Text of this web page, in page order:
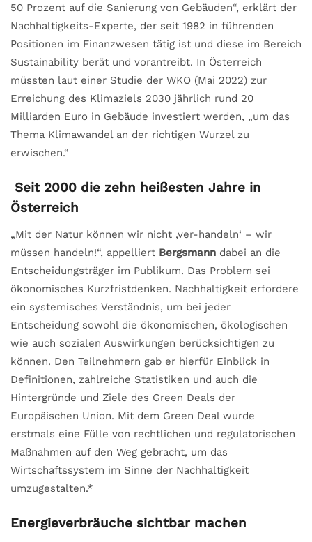
50 Prozent auf die Sanierung von Gebäuden“, erklärt der
Nachhaltigkeits-Experte, der seit 1982 in führenden
Positionen im Finanzwesen tätig ist und diese im Bereich
Sustainability berät und vorantreibt. In Österreich
müssten laut einer Studie der WKO (Mai 2022) zur
Erreichung des Klimaziels 2030 jährlich rund 20
Milliarden Euro in Gebäude investiert werden, „um das
Thema Klimawandel an der richtigen Wurzel zu
erwischen.“
Seit 2000 die zehn heißesten Jahre in
Österreich
„Mit der Natur können wir nicht ‚ver-handeln‘ – wir
müssen handeln!“, appelliert Bergsmann dabei an die
Entscheidungsträger im Publikum. Das Problem sei
ökonomisches Kurzfristdenken. Nachhaltigkeit erfordere
ein systemisches Verständnis, um bei jeder
Entscheidung sowohl die ökonomischen, ökologischen
wie auch sozialen Auswirkungen berücksichtigen zu
können. Den Teilnehmern gab er hierfür Einblick in
Definitionen, zahlreiche Statistiken und auch die
Hintergründe und Ziele des Green Deals der
Europäischen Union. Mit dem Green Deal wurde
erstmals eine Fülle von rechtlichen und regulatorischen
Maßnahmen auf den Weg gebracht, um das
Wirtschaftssystem im Sinne der Nachhaltigkeit
umzugestalten.*
Energieverbräuche sichtbar machen